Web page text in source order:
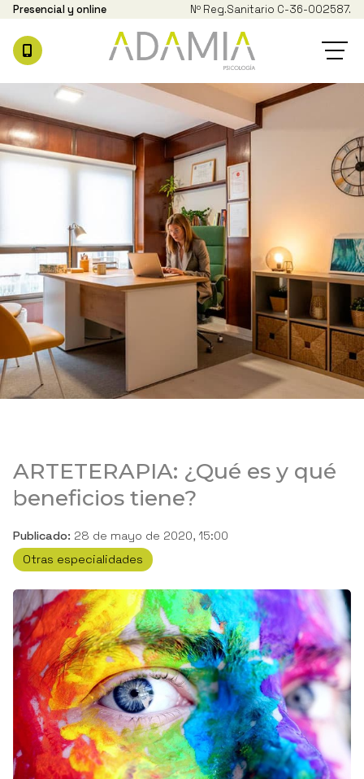
Presencial y online Nº Reg.Sanitario C-36-002587.
ARTETERAPIA: ¿Qué es y qué
beneficios tiene?
Publicado: 28 de mayo de 2020, 15:00
Otras especialidades